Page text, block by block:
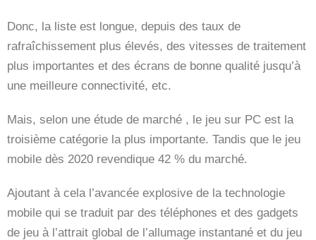
Donc, la liste est longue, depuis des taux de
rafraîchissement plus élevés, des vitesses de traitement
plus importantes et des écrans de bonne qualité jusqu’à
une meilleure connectivité, etc.
Mais, selon une étude de marché , le jeu sur PC est la
troisième catégorie la plus importante. Tandis que le jeu
mobile dès 2020 revendique 42 % du marché.
Ajoutant à cela l’avancée explosive de la technologie
mobile qui se traduit par des téléphones et des gadgets
de jeu à l’attrait global de l’allumage instantané et du jeu